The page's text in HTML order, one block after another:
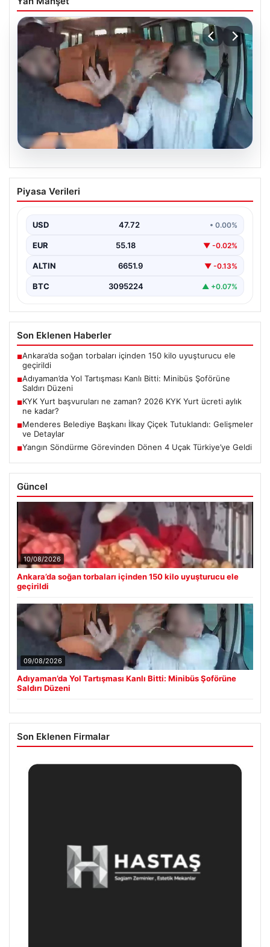
09.08.2026
Adıyaman’da Yol Tartışması Kanlı Bitti:
Minibüs Şoförüne Saldırı Düzeni
Otogarı yakınlarında yaşanan olayda, iki kişi arasındaki
yol…
Piyasa Verileri
USD 47.72 • 0.00%
EUR 55.18 ▼ -0.02%
ALTIN 6651.9 ▼ -0.13%
BTC 3095224 ▲ +0.07%
Son Eklenen Haberler
■Ankara’da soğan torbaları içinden 150 kilo uyuşturucu ele
geçirildi
■Adıyaman’da Yol Tartışması Kanlı Bitti: Minibüs Şoförüne
Saldırı Düzeni
■KYK Yurt başvuruları ne zaman? 2026 KYK Yurt ücreti aylık
ne kadar?
■Menderes Belediye Başkanı İlkay Çiçek Tutuklandı: Gelişmeler
ve Detaylar
■Yangın Söndürme Görevinden Dönen 4 Uçak Türkiye’ye Geldi
Güncel
10/08/2026
Ankara’da soğan torbaları içinden 150 kilo uyuşturucu ele
geçirildi
09/08/2026
Adıyaman’da Yol Tartışması Kanlı Bitti: Minibüs Şoförüne
Saldırı Düzeni
Son Eklenen Firmalar